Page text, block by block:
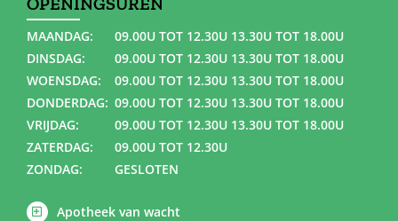
MAANDAG:
09.00U TOT 12.30U 13.30U TOT 18.00U
DINSDAG:
09.00U TOT 12.30U 13.30U TOT 18.00U
WOENSDAG:
09.00U TOT 12.30U 13.30U TOT 18.00U
DONDERDAG: 09.00U TOT 12.30U 13.30U TOT 18.00U
VRIJDAG:
09.00U TOT 12.30U 13.30U TOT 18.00U
ZATERDAG:
09.00U TOT 12.30U
ZONDAG:
GESLOTEN
Apotheek van wacht